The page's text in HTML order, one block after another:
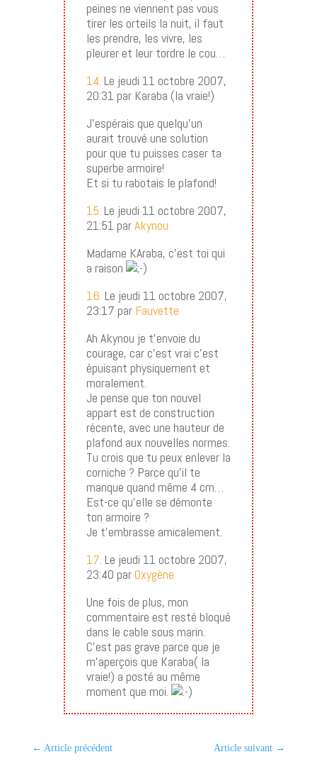
peines ne viennent pas vous
tirer les orteils la nuit, il faut
les prendre, les vivre, les
pleurer et leur tordre le cou…
14. Le jeudi 11 octobre 2007,
20:31 par Karaba (la vraie!)
J’espérais que quelqu’un
aurait trouvé une solution
pour que tu puisses caser ta
superbe armoire!
Et si tu rabotais le plafond!
15. Le jeudi 11 octobre 2007,
21:51 parAkynou
Madame KAraba, c’est toi qui
a raison
16. Le jeudi 11 octobre 2007,
23:17 par Fauvette
Ah Akynou je t’envoie du
courage, car c’est vrai c’est
épuisant physiquement et
moralement.
Je pense que ton nouvel
appart est de construction
récente, avec une hauteur de
plafond aux nouvelles normes.
Tu crois que tu peux enlever la
corniche ? Parce qu’il te
manque quand même 4 cm…
Est-ce qu’elle se démonte
ton armoire ?
Je t’embrasse amicalement.
17. Le jeudi 11 octobre 2007,
23:40 parOxygène
Une fois de plus, mon
commentaire est resté bloqué
dans le cable sous marin.
C’est pas grave parce que je
m’aperçois que Karaba( la
vraie!) a posté au même
moment que moi.
← Article précédent Article suivant →